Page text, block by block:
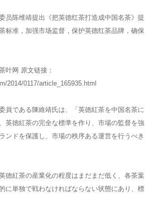
员陈维靖提出《把英德红茶打造成中国名茶》提
标准，加强市场监督，保护英德红茶品牌，确保
叶网 原文链接：
2014/0117/article_165935.html
員である陳維靖氏は、「英徳紅茶を中国名茶に
英徳紅茶の完全な標準を作り、市場の監督を強
ンドを保護し、市場の秩序ある運営を行うべき
徳紅茶の産業化の程度はまだまだ低く、各茶葉
に単独で戦わなければならない状態にあり、標